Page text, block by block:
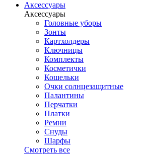
Аксессуары
Аксессуары
Головные уборы
Зонты
Картхолдеры
Ключницы
Комплекты
Косметички
Кошельки
Очки солнцезащитные
Палантины
Перчатки
Платки
Ремни
Снуды
Шарфы
Смотреть все